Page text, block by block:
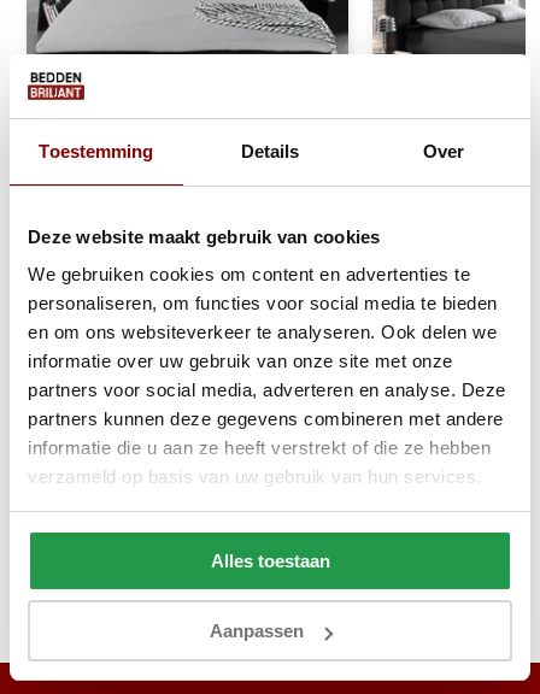
Toestemming Details Over
Deze website maakt gebruik van cookies
We gebruiken cookies om content en advertenties te
personaliseren, om functies voor social media te bieden
en om ons websiteverkeer te analyseren. Ook delen we
informatie over uw gebruik van onze site met onze
partners voor social media, adverteren en analyse. Deze
partners kunnen deze gegevens combineren met andere
informatie die u aan ze heeft verstrekt of die ze hebben
verzameld op basis van uw gebruik van hun services.
Alles toestaan
Aanpassen
Grijs
1 tot 2 werkdagen
28,95
1 tot 2
39,95